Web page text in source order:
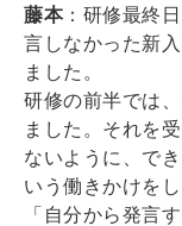
藤本：研修最終
言しなかった新
ました。
研修の前半では
ました。それを
ないように、で
いう働きかけを
「自分から発言